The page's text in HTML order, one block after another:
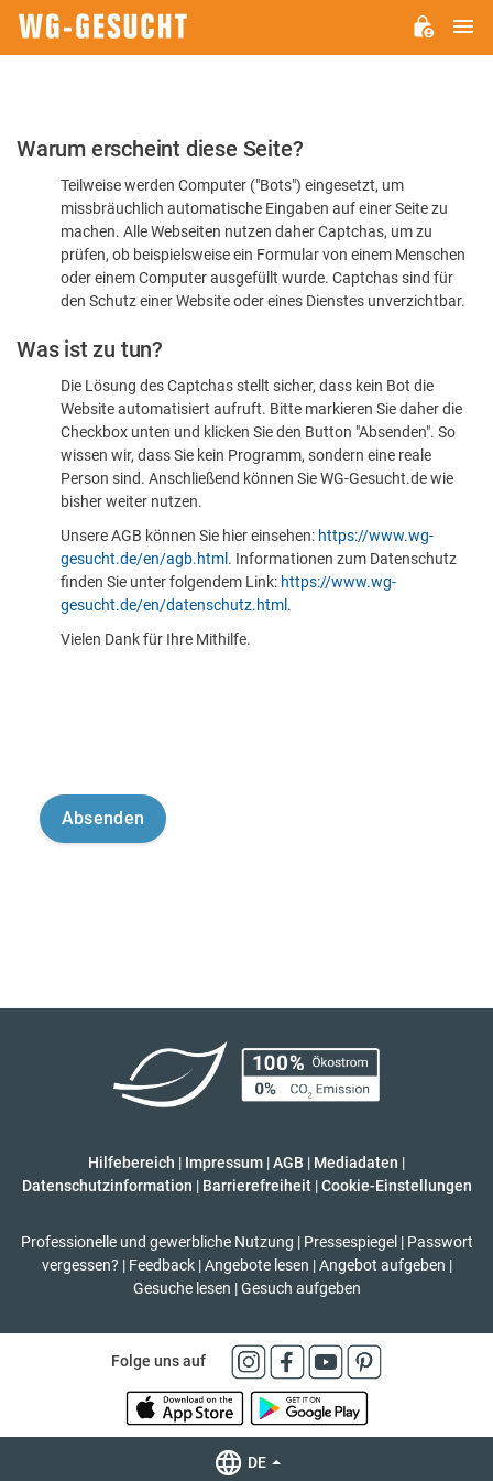
Bitte
dass
sind
Warum erscheint diese Seite?
Teilweise werden Computer ("Bots") eingesetzt, um
missbräuchlich automatische Eingaben auf einer Seite zu
machen. Alle Webseiten nutzen daher Captchas, um zu
prüfen, ob beispielsweise ein Formular von einem Menschen
oder einem Computer ausgefüllt wurde. Captchas sind für
den Schutz einer Website oder eines Dienstes unverzichtbar.
Was ist zu tun?
Die Lösung des Captchas stellt sicher, dass kein Bot die
Website automatisiert aufruft. Bitte markieren Sie daher die
Checkbox unten und klicken Sie den Button "Absenden". So
wissen wir, dass Sie kein Programm, sondern eine reale
Person sind. Anschließend können Sie WG-Gesucht.de wie
bisher weiter nutzen.
Unsere AGB können Sie hier einsehen: https://www.wg-
gesucht.de/en/agb.html . Informationen zum Datenschutz
finden Sie unter folgendem Link: https://www.wg-
gesucht.de/en/datenschutz.html .
Vielen Dank für Ihre Mithilfe.
Hilfebereich | Impressum |AGB | Mediadaten |
Datenschutzinformation | Barrierefreiheit | Cookie-Einstellungen
Professionelle und gewerbliche Nutzung | Pressespiegel | Passwort
vergessen? | Feedback | Angebote lesen | Angebot aufgeben |
Gesuche lesen | Gesuch aufgeben
Folge uns auf
DE